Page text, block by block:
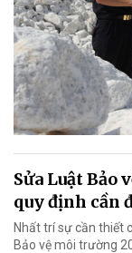
Sửa Luật Bảo
quy định cần
Nhất trí sự cần thiết
Bảo vệ môi trường